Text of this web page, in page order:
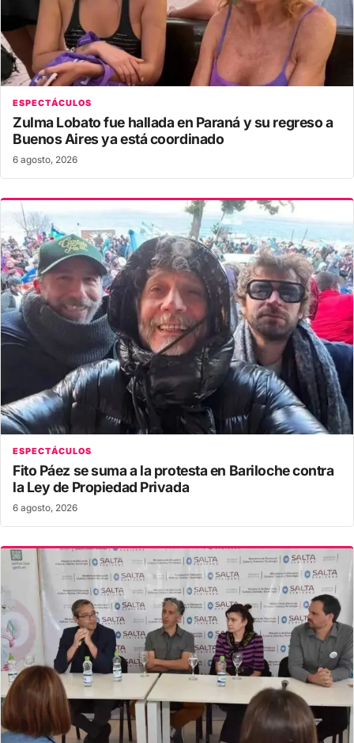
ESPECTÁCULOS
Zulma Lobato fue hallada en Paraná y su regreso a
Buenos Aires ya está coordinado
6 agosto, 2026
ESPECTÁCULOS
Fito Páez se suma a la protesta en Bariloche contra
la Ley de Propiedad Privada
6 agosto, 2026